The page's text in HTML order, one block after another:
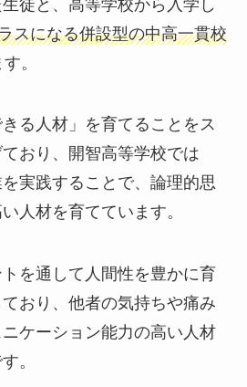
徒と、高等学校から入学し
スになる併設型の中高一貫校
。
きる人材」を育てることをス
おり、開智高等学校では
を実践することで、論理的思
人材を育てています。
を通して人間性を豊かに育
おり、他者の気持ちや痛み
ケーション能力の高い人材
。